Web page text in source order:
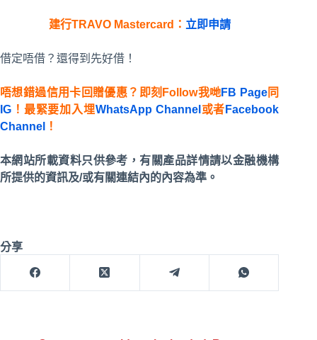
建行TRAVO Mastercard： 立即申請
借定唔借？還得到先好借！
唔想錯過信用卡回贈優惠？即刻Follow我哋FB Page同
IG ！最緊要加入埋WhatsApp Channel 或者 Facebook
Channel
！
本網站所載資料只供參考，有關產品詳情請以金融機構
所提供的資訊及/或有關連結內的內容為準。
分享